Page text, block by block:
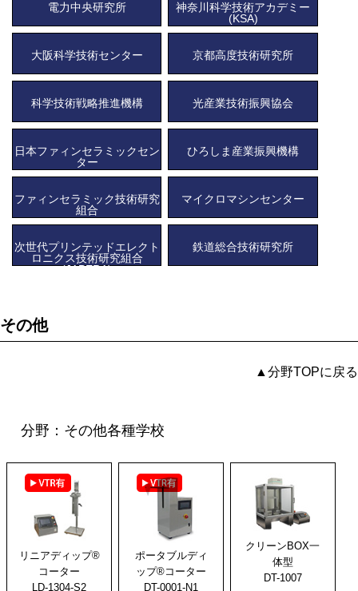
電力中央研究所
神奈川科学技術アカデミー
(KSA)
大阪科学技術センター 京都高度技術研究所
科学技術戦略推進機構 光産業技術振興協会
日本ファィンセラミックセン
ター
ひろしま産業振興機構
ファィンセラミック技術研究
組合
マイクロマシンセンター
次世代プリンテッドエレクト
ロニクス技術研究組合
(JAPERA)
鉄道総合技術研究所
その他
▲分野TOPに戻る
分野：その他各種学校
リニアディップ®
コーター
LD-1304-S2
ポータブルディ
ップ®コーター
DT-0001-N1
クリーンBOX一
体型
DT-1007